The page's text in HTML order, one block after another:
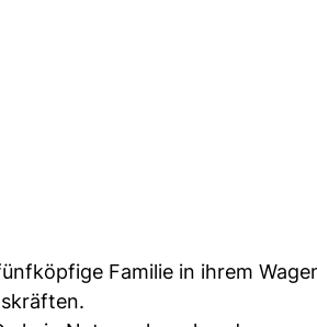
Familie in ihrem